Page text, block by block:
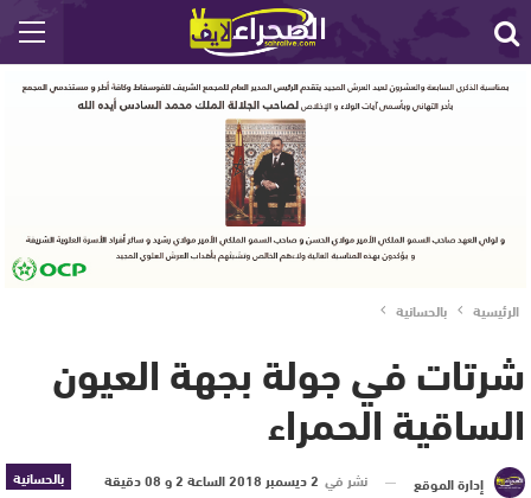
الرئيسية بالحسانية
شرتات في جولة بجهة العيون
الساقية الحمراء
بالحسانية إدارة الموقع نشر في 2 ديسمبر 2018 الساعة 2 و 08 دقيقة